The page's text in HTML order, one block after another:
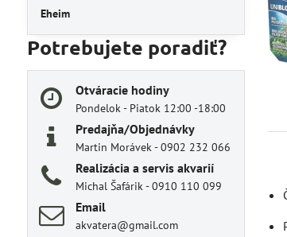
Eheim
Potrebujete poradiť?
Otváracie hodiny
Pondelok - Piatok 12:00 -18:00
Predajňa/Objednávky
Martin Morávek - 0902 232 066
Realizácia a servis akvarií
Michal Šafárik - 0910 110 099
Email
akvatera@gmail.com